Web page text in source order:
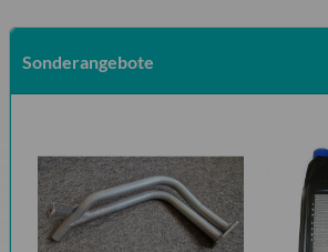
Sonderangebote